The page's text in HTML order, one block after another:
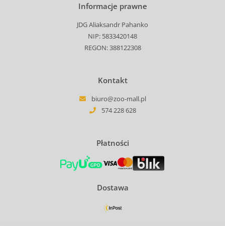
Informacje prawne
JDG Aliaksandr Pahanko
NIP: 5833420148
REGON: 388122308
Kontakt
biuro@zoo-mall.pl
574 228 628
Płatności
Dostawa